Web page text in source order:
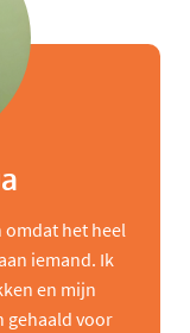
omdat het heel
iemand. Ik
en mijn
gehaald voor